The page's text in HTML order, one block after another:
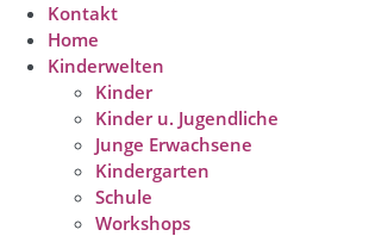
Kontakt
Home
Kinderwelten
Kinder
Kinder u. Jugendliche
Junge Erwachsene
Kindergarten
Schule
Workshops